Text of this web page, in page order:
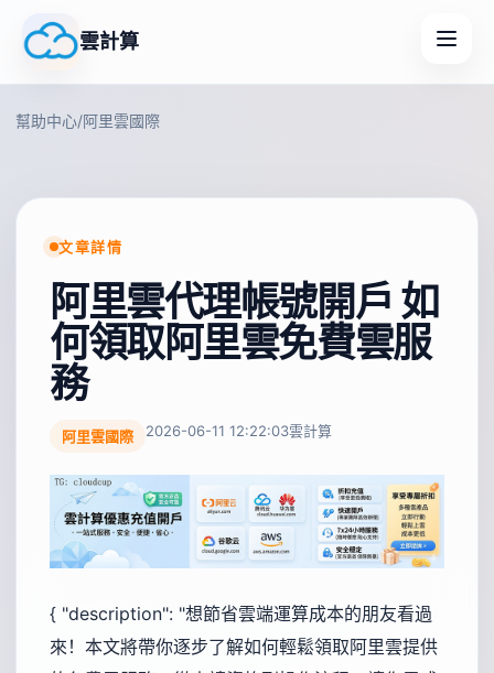
雲計算
幫助中心/阿里雲國際
文章詳情
阿里雲代理帳號開戶 如
何領取阿里雲免費雲服
務
阿里雲國際 2026-06-11 12:22:03雲計算
{ "description": "想節省雲端運算成本的朋友看過
來！本文將帶你逐步了解如何輕鬆領取阿里雲提供